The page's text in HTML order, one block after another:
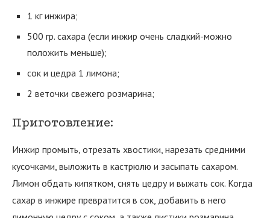
1 кг инжира;
500 гр. сахара (если инжир очень сладкий-можно
положить меньше);
сок и цедра 1 лимона;
2 веточки свежего розмарина;
Приготовление:
Инжир промыть, отрезать хвостики, нарезать средними
кусочками, выложить в кастрюлю и засыпать сахаром.
Лимон обдать кипятком, снять цедру и выжать сок. Когда
сахар в инжире превратится в сок, добавить в него